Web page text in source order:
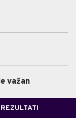
važan
REZULTATI